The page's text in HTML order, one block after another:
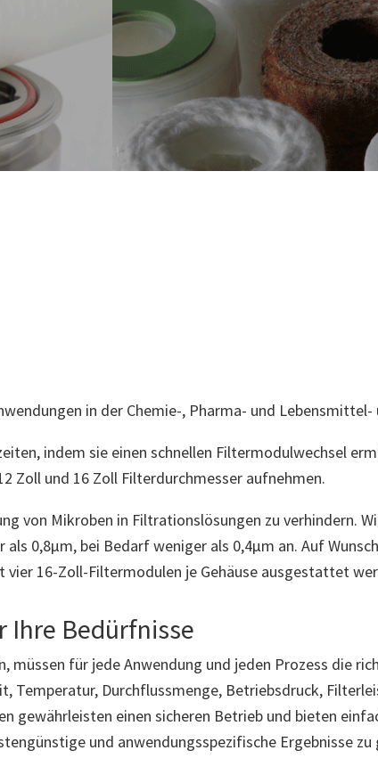
in der Chemie-, Pharma- und
indem sie einen schnellen Filtermodulwechsel
Zoll und 16 Zoll Filterdurchmesser aufnehmen.
von Mikroben in Filtrationslösungen zu verhindern.
0,8µm, bei Bedarf weniger als 0,4µm an. Auf
16-Zoll-Filtermodulen je Gehäuse ausgestattet
Ihre Bedürfnisse
für jede Anwendung und jeden Prozess die
Temperatur, Durchflussmenge, Betriebsdruck,
gewährleisten einen sicheren Betrieb und bieten
und anwendungsspezifische Ergebnisse zu